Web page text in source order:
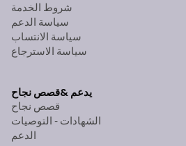
شروط الخدمة
سياسة الدعم
سياسة الانتساب
سياسة الاسترجاع
يدعم &قصص نجاح
قصص نجاح
الشهادات - التوصيات
الدعم